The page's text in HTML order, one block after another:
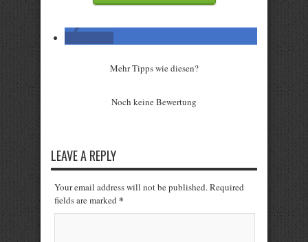
Mehr Tipps wie diesen?
Noch keine Bewertung
LEAVE A REPLY
Your email address will not be published. Required
fields are marked *